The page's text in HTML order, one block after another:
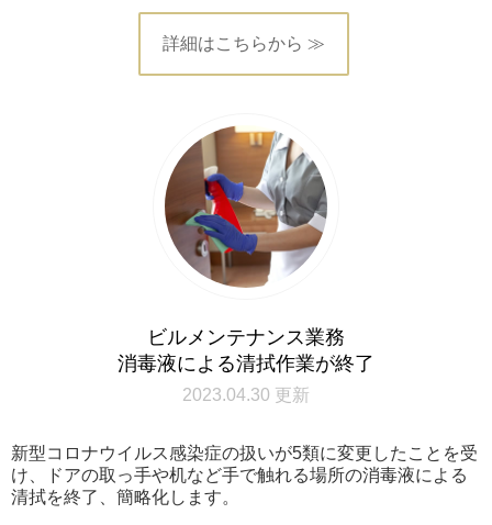
詳細はこちらから ≫
ビルメンテナンス業務
消毒液による清拭作業が終了
2023.04.30 更新
新型コロナウイルス感染症の扱いが5類に変更したことを受
け、ドアの取っ手や机など手で触れる場所の消毒液による
清拭を終了、簡略化します。